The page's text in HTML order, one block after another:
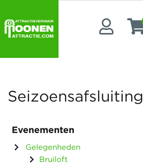
Seizoensafsluiting
Evenementen
Gelegenheden
Bruiloft